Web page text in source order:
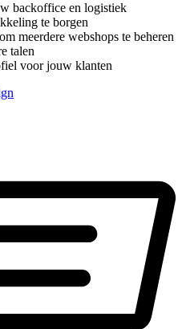
backoffice en logistiek
te borgen
meerdere webshops te beheren
talen
voor jouw klanten